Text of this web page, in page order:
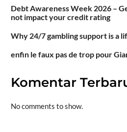
Debt Awareness Week 2026 –
not impact your credit rating
Why 24/7 gambling support is a
enfin le faux pas de trop pour
Komentar
No comments to show.